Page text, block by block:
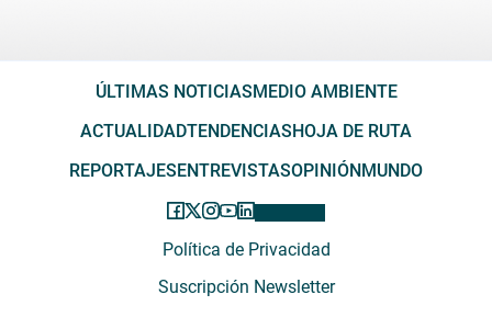
ÚLTIMAS NOTICIASMEDIO AMBIENTE
ACTUALIDADTENDENCIASHOJA DE RUTA
REPORTAJESENTREVISTASOPINIÓNMUNDO
Política de Privacidad
Suscripción Newsletter